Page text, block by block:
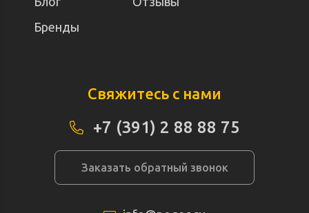
Бренды
Свяжитесь с нами
+7 (391) 2 88 88 75
Заказать обратный звонок